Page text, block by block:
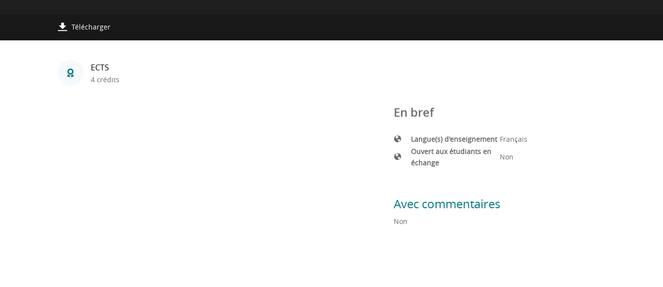
Télécharger
ECTS
4 crédits
En bref
Langue(s) d'enseignement Français
Ouvert aux étudiants en
échange
Non
Avec commentaires
Non